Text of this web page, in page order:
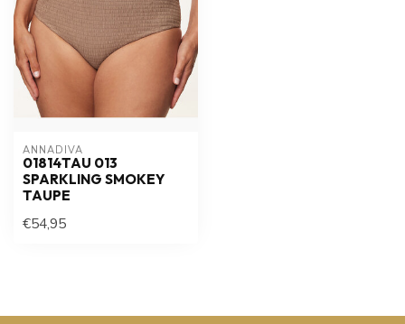
ANNADIVA
01814TAU 013
SPARKLING SMOKEY
TAUPE
€54,95